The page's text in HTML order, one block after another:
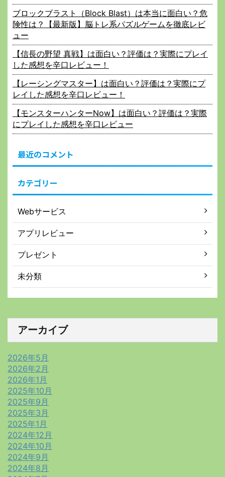
ブロックブラスト（Block Blast）は本当に面白い？危
険性は？【最新版】脳トレ系パズルゲームを徹底レビ
ュー
【信長の野望 真戦】は面白い？評価は？実際にプレイ
した感想を辛口レビュー！
【レーシングマスター】は面白い？評価は？実際にプ
レイした感想を辛口レビュー！
【モンスターハンターNow】は面白い？評価は？実際
にプレイした感想を辛口レビュー
最近のコメント
カテゴリー
Webサービス
アプリレビュー
プレゼント
未分類
アーカイブ
2026年5月
2026年2月
2026年1月
2025年10月
2025年9月
2025年3月
2025年1月
2024年12月
2024年10月
2024年9月
2024年8月